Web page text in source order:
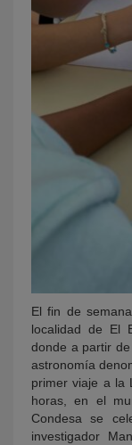
El fin de
localidad de El
donde a partir
astronomía
primer viaje a la
horas, en el
Condesa se
investigador